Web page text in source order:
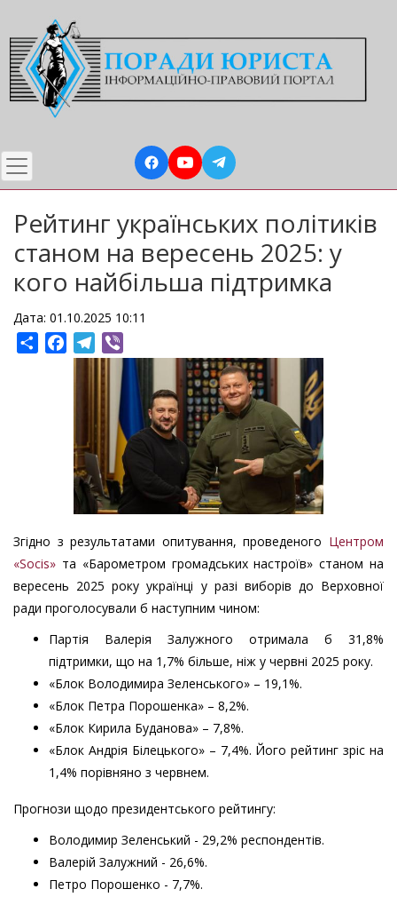
до
основного
вмісту
Рейтинг українських політиків
станом на вересень 2025: у
кого найбільша підтримка
Дата: 01.10.2025 10:11
ShareFacebookTelegram
Згідно з результатами опитування, проведеного Центром
«Socis» та «Барометром громадських настроїв» станом на
вересень 2025 року українці у разі виборів до Верховної
ради проголосували б наступним чином:
Партія Валерія Залужного отримала б 31,8%
підтримки, що на 1,7% більше, ніж у червні 2025 року.
«Блок Володимира Зеленського» – 19,1%.
«Блок Петра Порошенка» – 8,2%.
«Блок Кирила Буданова» – 7,8%.
«Блок Андрія Білецького» – 7,4%. Його рейтинг зріс на
1,4% порівняно з червнем.
Прогнози щодо президентського рейтингу:
Володимир Зеленський - 29,2% респондентів.
Валерій Залужний - 26,6%.
Петро Порошенко - 7,7%.